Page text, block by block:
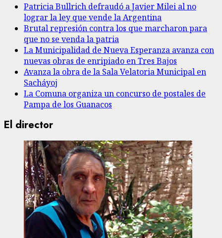
Patricia Bullrich defraudó a Javier Milei al no
lograr la ley que vende la Argentina
Brutal represión contra los que marcharon para
que no se venda la patria
La Municipalidad de Nueva Esperanza avanza con
nuevas obras de enripiado en Tres Bajos
Avanza la obra de la Sala Velatoria Municipal en
Sacháyoj
La Comuna organiza un concurso de postales de
Pampa de los Guanacos
El director